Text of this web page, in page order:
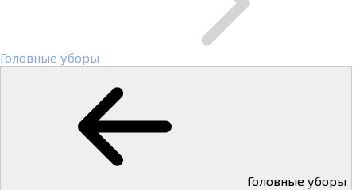
Головные уборы
Головные уборы